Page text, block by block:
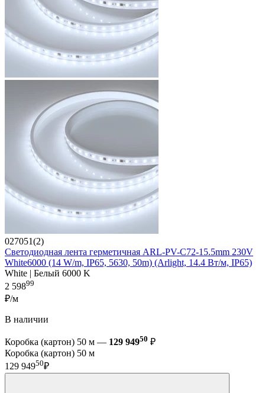
027051(2)
Светодиодная лента герметичная ARL-PV-С72-15.5mm 230V
White6000 (14 W/m, IP65, 5630, 50m) (Arlight, 14.4 Вт/м, IP65)
White | Белый 6000 K
2 59899
₽/м
В наличии
Коробка (картон) 50 м — 129 94950 ₽
Коробка (картон) 50 м
129 94950₽